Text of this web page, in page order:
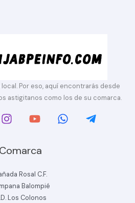
Por eso, aquí encontrarás desde
astigitanos como los de su comarca.
Comarca
Rosal C.F.
Balompié
Los Colonos